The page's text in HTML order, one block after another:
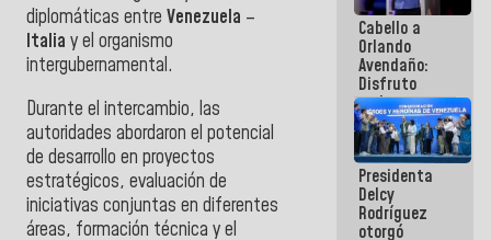
diplomáticas entre Venezuela –
Italia y el organismo
intergubernamental.
Durante el intercambio, las
autoridades abordaron el potencial
de desarrollo en proyectos
estratégicos, evaluación de
iniciativas conjuntas en diferentes
áreas, formación técnica y el
Cabello a
Orlando
Avendaño:
Disfruto
cada vez
que escribes
porque lo
que haces
es
embarrarla
Presidenta
Delcy
Rodríguez
otorgó